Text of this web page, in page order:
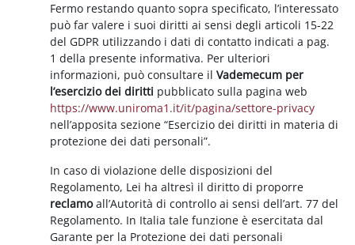
Fermo restando quanto sopra specificato, l’interessato
può far valere i suoi diritti ai sensi degli articoli 15-22
del GDPR utilizzando i dati di contatto indicati a pag.
1 della presente informativa. Per ulteriori
informazioni, può consultare ilVademecum per
l’esercizio dei diritti pubblicato sulla pagina web
https://www.uniroma1.it/it/pagina/settore-privacy
nell’apposita sezione “Esercizio dei diritti in materia di
protezione dei dati personali”.
In caso di violazione delle disposizioni del
Regolamento, Lei ha altresì il diritto di proporre
reclamoall’Autorità di controllo ai sensi dell’art. 77 del
Regolamento. In Italia tale funzione è esercitata dal
Garante per la Protezione dei dati personali